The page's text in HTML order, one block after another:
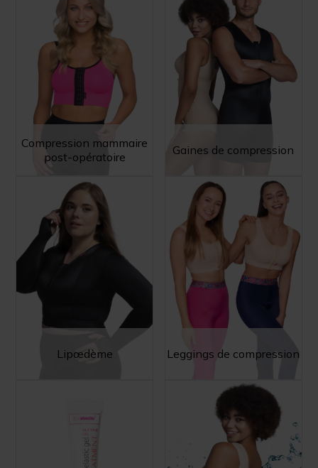
Compression mammaire
post-opératoire
Gaines de compression
Lipœdème Leggings de compression